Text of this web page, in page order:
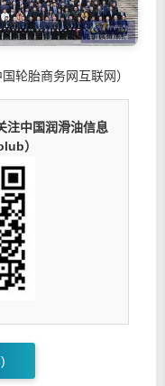
国轮胎商务网互联网）
注中国润滑油信息
）
)